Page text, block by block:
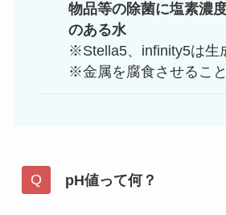
物品等の除菌に塩素濃
のある水
※Stella5、infinity5は生
※金属を腐食させること
pH値って何？